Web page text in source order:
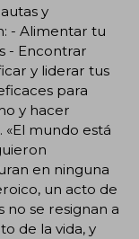
y
- Alimentar tu
- Encontrar
y liderar tus
para
y hacer
mundo está
en ninguna
un acto de
no se resignan a
de la vida, y